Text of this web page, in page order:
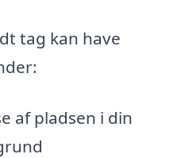
tag kan have
af pladsen i din